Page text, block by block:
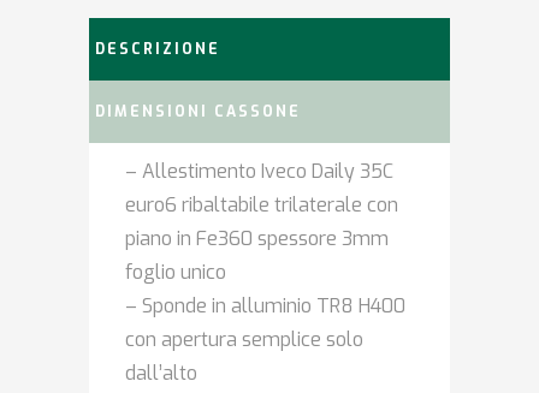
DESCRIZIONE
DIMENSIONI CASSONE
– Allestimento Iveco Daily 35C
euro6 ribaltabile trilaterale con
piano in Fe360 spessore 3mm
foglio unico
– Sponde in alluminio TR8 H400
con apertura semplice solo
dall’alto